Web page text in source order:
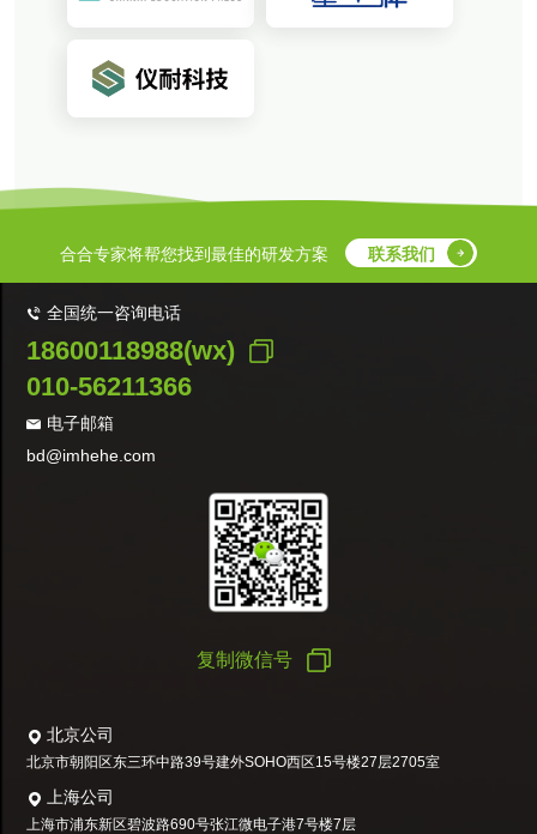
合合专家将帮您找到最佳的研发方案 联系我们
全国统一咨询电话
18600118988(wx)
010-56211366
电子邮箱
bd@imhehe.com
复制微信号
北京公司
北京市朝阳区东三环中路39号建外SOHO西区15号楼27层2705室
上海公司
上海市浦东新区碧波路690号张江微电子港7号楼7层